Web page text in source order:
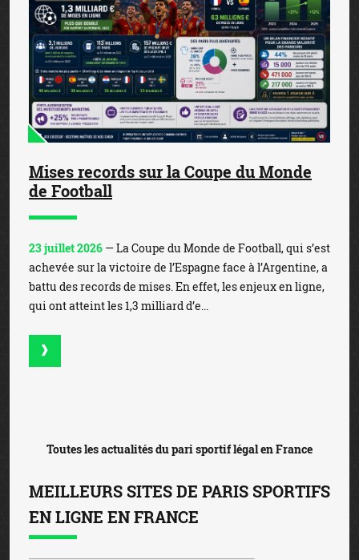
Mises records sur la Coupe du Monde
de Football
23 juillet 2026 — La Coupe du Monde de Football, qui s’est
achevée sur la victoire de l’Espagne face à l’Argentine, a
battu des records de mises. En effet, les enjeux en ligne,
qui ont atteint les 1,3 milliard d’e...
Toutes les actualités du pari sportif légal en France
MEILLEURS SITES DE PARIS SPORTIFS
EN LIGNE EN FRANCE